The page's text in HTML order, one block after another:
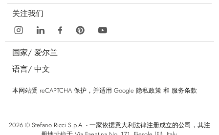
关注我们
国家/ 爱尔兰
语言/ 中文
本网站受 reCAPTCHA 保护，并适用 Google 隐私政策 和 服务条款
2026 © Stefano Ricci S.p.A. - 一家依据意大利法律注册成立的公司，其注